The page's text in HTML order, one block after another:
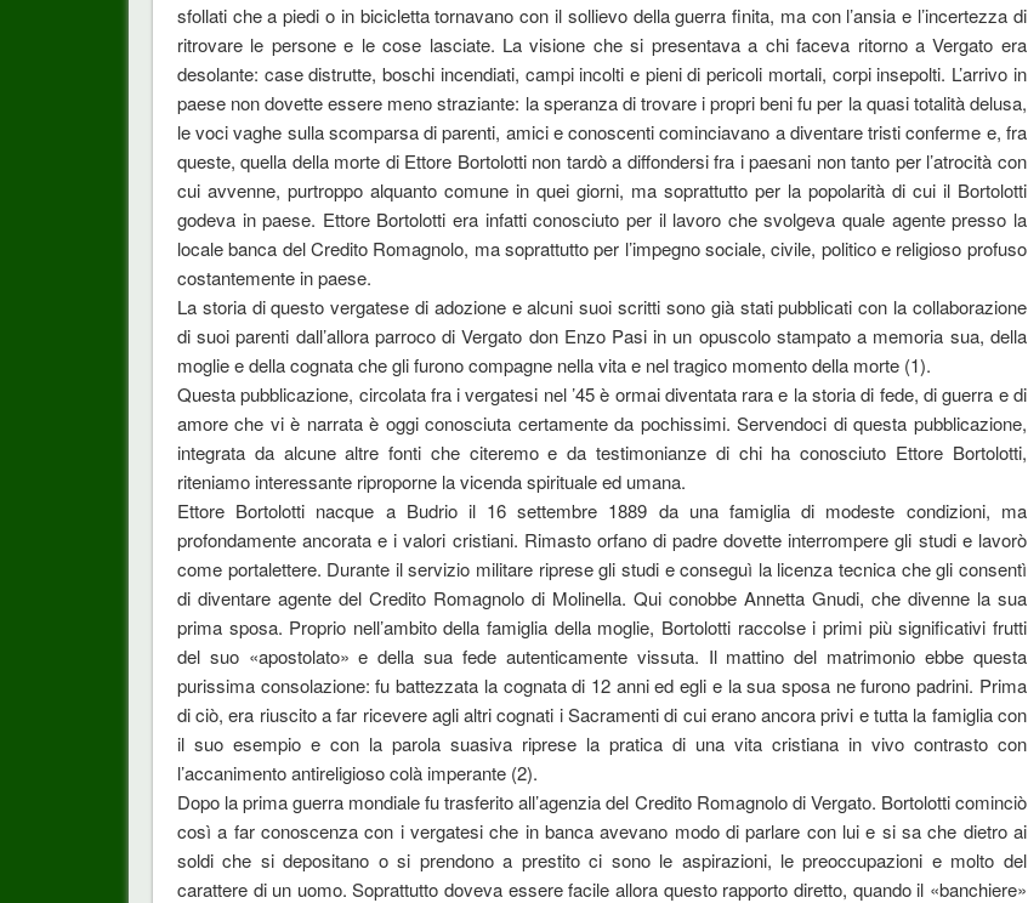
sfollati che a piedi o in bicicletta tornavano con il sollievo della guerra finita, ma con l’ansia e l’incertezza di
ritrovare le persone e le cose lasciate. La visione che si presentava a chi faceva ritorno a Vergato era
desolante: case distrutte, boschi incendiati, campi incolti e pieni di pericoli mortali, corpi insepolti. L’arrivo in
paese non dovette essere meno straziante: la speranza di trovare i propri beni fu per la quasi totalità delusa,
le voci vaghe sulla scomparsa di parenti, amici e conoscenti cominciavano a diventare tristi conferme e, fra
queste, quella della morte di Ettore Bortolotti non tardò a diffondersi fra i paesani non tanto per l’atrocità con
cui avvenne, purtroppo alquanto comune in quei giorni, ma soprattutto per la popolarità di cui il Bortolotti
godeva in paese. Ettore Bortolotti era infatti conosciuto per il lavoro che svolgeva quale agente presso la
locale banca del Credito Romagnolo, ma soprattutto per l’impegno sociale, civile, politico e religioso profuso
costantemente in paese.
La storia di questo vergatese di adozione e alcuni suoi scritti sono già stati pubblicati con la collaborazione
di suoi parenti dall’allora parroco di Vergato don Enzo Pasi in un opuscolo stampato a memoria sua, della
moglie e della cognata che gli furono compagne nella vita e nel tragico momento della morte (1).
Questa pubblicazione, circolata fra i vergatesi nel ’45 è ormai diventata rara e la storia di fede, di guerra e di
amore che vi è narrata è oggi conosciuta certamente da pochissimi. Servendoci di questa pubblicazione,
integrata da alcune altre fonti che citeremo e da testimonianze di chi ha conosciuto Ettore Bortolotti,
riteniamo interessante riproporne la vicenda spirituale ed umana.
Ettore Bortolotti nacque a Budrio il 16 settembre 1889 da una famiglia di modeste condizioni, ma
profondamente ancorata e i valori cristiani. Rimasto orfano di padre dovette interrompere gli studi e lavorò
come portalettere. Durante il servizio militare riprese gli studi e conseguì la licenza tecnica che gli consentì
di diventare agente del Credito Romagnolo di Molinella. Qui conobbe Annetta Gnudi, che divenne la sua
prima sposa. Proprio nell’ambito della famiglia della moglie, Bortolotti raccolse i primi più significativi frutti
del suo «apostolato» e della sua fede autenticamente vissuta. Il mattino del matrimonio ebbe questa
purissima consolazione: fu battezzata la cognata di 12 anni ed egli e la sua sposa ne furono padrini. Prima
di ciò, era riuscito a far ricevere agli altri cognati i Sacramenti di cui erano ancora privi e tutta la famiglia con
il suo esempio e con la parola suasiva riprese la pratica di una vita cristiana in vivo contrasto con
l’accanimento antireligioso colà imperante (2).
Dopo la prima guerra mondiale fu trasferito all’agenzia del Credito Romagnolo di Vergato. Bortolotti cominciò
così a far conoscenza con i vergatesi che in banca avevano modo di parlare con lui e si sa che dietro ai
soldi che si depositano o si prendono a prestito ci sono le aspirazioni, le preoccupazioni e molto del
carattere di un uomo. Soprattutto doveva essere facile allora questo rapporto diretto, quando il «banchiere»